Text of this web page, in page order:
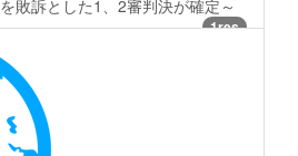
敗訴とした1、2審判決が確定～
1res